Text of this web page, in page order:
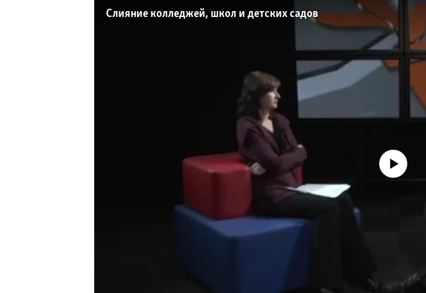
Слияние колледжей, школ и детских садов
No media source